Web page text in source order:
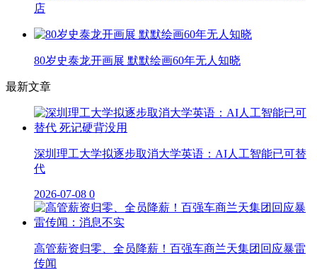
店
80岁史泰龙开画展 默默绘画60年无人知晓
最新文章
深圳理工大学拟逐步取消大学英语：AI人工智能已可替
代
2026-07-08 0
高管薪资归零、全员降薪！百强车商兰天集团回应暴雷
传闻